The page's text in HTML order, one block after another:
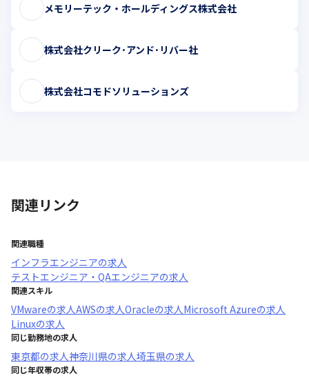
メモリーテック・ホールディングス株式会社
株式会社クリーク･アンド･リバー社
株式会社コモドソリューションズ
関連リンク
関連職種
インフラエンジニアの求人
テストエンジニア・QAエンジニアの求人
関連スキル
VMwareの求人AWSの求人Oracleの求人Microsoft Azureの求人
Linuxの求人
同じ勤務地の求人
東京都の求人神奈川県の求人埼玉県の求人
同じ年収帯の求人